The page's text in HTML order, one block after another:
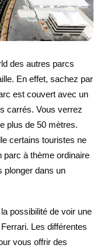
des autres parcs
En effet, sachez par
est couvert avec un
carrés. Vous verrez
plus de 50 mètres.
certains touristes ne
à thème ordinaire
plonger dans un
possibilité de voir une
Les différentes
vous offrir des